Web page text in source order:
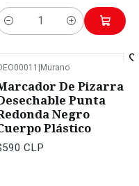
|Murano
De Pizarra
Punta
Negro
Plástico
CLP